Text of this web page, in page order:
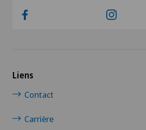
Liens
Contact
Carrière